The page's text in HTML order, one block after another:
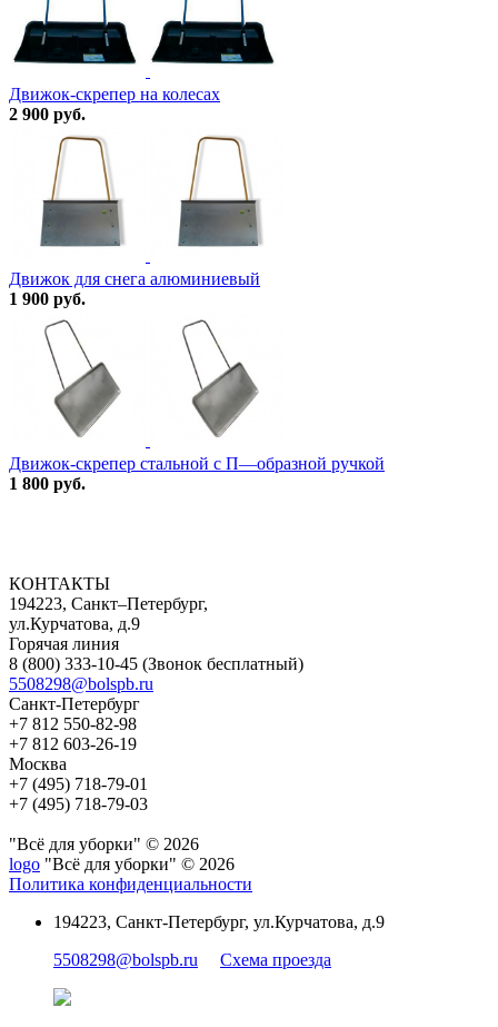
Движок-скрепер на колесах
2 900 руб.
Движок для снега алюминиевый
1 900 руб.
Движок-скрепер стальной с П—образной ручкой
1 800 руб.
КОНТАКТЫ
194223, Санкт–Петербург,
ул.Курчатова, д.9
Горячая линия
8 (800) 333-10-45 (Звонок бесплатный)
5508298@bolspb.ru
Санкт-Петербург
+7 812 550-82-98
+7 812 603-26-19
Москва
+7 (495) 718-79-01
+7 (495) 718-79-03
"Всё для уборки" © 2026
logo "Всё для уборки" © 2026
Политика конфиденциальности
194223, Санкт-Петербург, ул.Курчатова, д.9
5508298@bolspb.ru
Схема проезда